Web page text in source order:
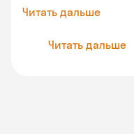
Читать дальше
Читать дальше